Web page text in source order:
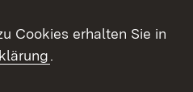
Cookies erhalten Sie in
.